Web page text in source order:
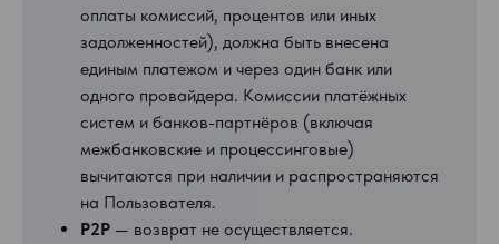
оплаты комиссий, процентов или иных
задолженностей), должна быть внесена
единым платежом и через один банк или
одного провайдера. Комиссии платёжных
систем и банков-партнёров (включая
межбанковские и процессинговые)
вычитаются при наличии и распространяются
на Пользователя.
P2P — возврат не осуществляется.